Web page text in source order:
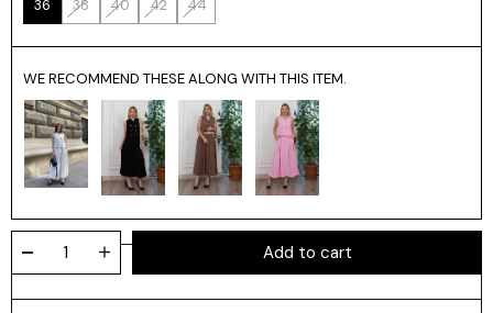
36 38 40 42 44
WE RECOMMEND THESE ALONG WITH THIS ITEM.